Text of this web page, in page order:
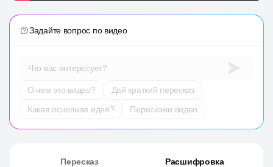
Задайте вопрос по видео
Что вас интересует?
О чем это видео?
Дай краткий пересказ
Какая основная идея?
Перескажи видео
Пересказ Расшифровка